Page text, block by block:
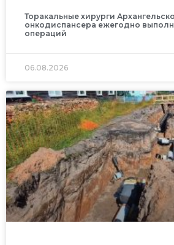
Торакальные хирурги
онкодиспансера ежегодно
операций
06.08.2026